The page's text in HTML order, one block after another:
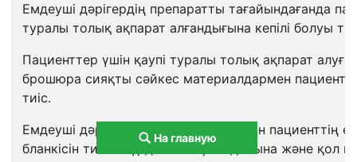
Емдеуші дәрігердің препаратты тағайындағанда
туралы толық ақпарат алғандығына кепілі болуы
Пациенттер үшін қаупі туралы толық ақпарат
брошюра сияқты сәйкес материалдармен
тиіс.
Емдеуші дәрігер емді бастамас бұрын пациенттің
бланкісін тиісті түрде толтырғандығына және қол
На главную